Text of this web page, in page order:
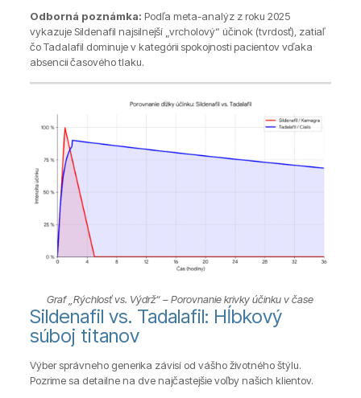
Odborná poznámka: Podľa meta-analýz z roku 2025
vykazuje Sildenafil najsilnejší „vrcholový“ účinok (tvrdosť), zatiaľ
čo Tadalafil dominuje v kategórii spokojnosti pacientov vďaka
absencii časového tlaku.
Graf „Rýchlosť vs. Výdrž“ – Porovnanie krivky účinku v čase
Sildenafil vs. Tadalafil: Hĺbkový
súboj titanov
Výber správneho generika závisí od vášho životného štýlu.
Pozrime sa detailne na dve najčastejšie voľby našich klientov.